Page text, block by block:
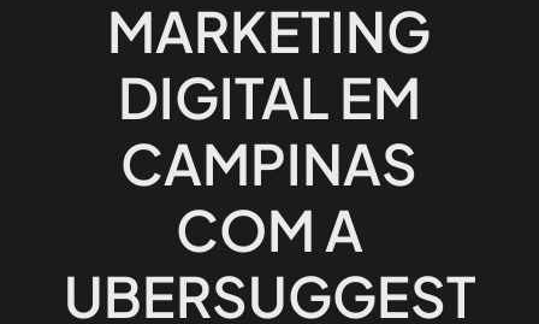
MARKETING
DIGITAL EM
CAMPINAS
COM A
UBERSUGGEST